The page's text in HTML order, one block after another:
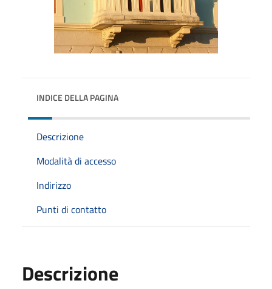
INDICE DELLA PAGINA
Descrizione
Modalità di accesso
Indirizzo
Punti di contatto
Descrizione